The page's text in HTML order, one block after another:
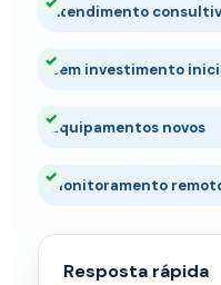
Atendimento
Sem investimento
Equipamentos novos
Monitoramento
Resposta rápida